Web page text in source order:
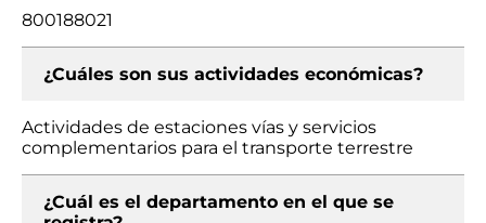
800188021
¿Cuáles son sus actividades económicas?
Actividades de estaciones vías y servicios
complementarios para el transporte terrestre
¿Cuál es el departamento en el que se